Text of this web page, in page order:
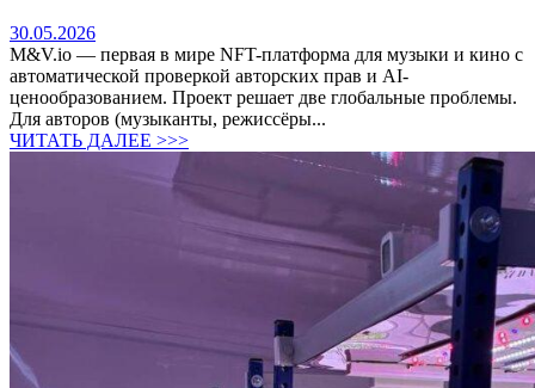
30.05.2026
M&V.io — первая в мире NFT-платформа для музыки и кино с
автоматической проверкой авторских прав и AI-
ценообразованием. Проект решает две глобальные проблемы.
Для авторов (музыканты, режиссёры...
ЧИТАТЬ ДАЛЕЕ >>>